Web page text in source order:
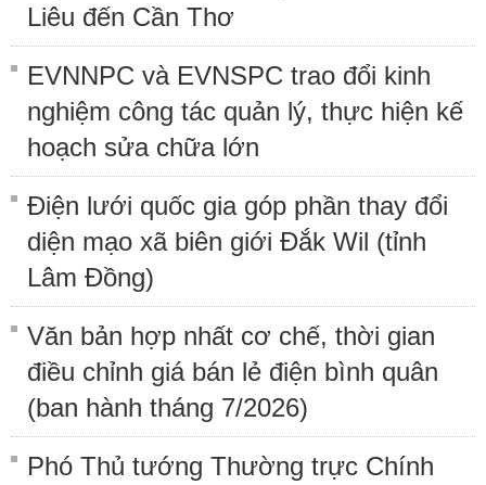
Liêu đến Cần Thơ
EVNNPC và EVNSPC trao đổi kinh
nghiệm công tác quản lý, thực hiện kế
hoạch sửa chữa lớn
Điện lưới quốc gia góp phần thay đổi
diện mạo xã biên giới Đắk Wil (tỉnh
Lâm Đồng)
Văn bản hợp nhất cơ chế, thời gian
điều chỉnh giá bán lẻ điện bình quân
(ban hành tháng 7/2026)
Phó Thủ tướng Thường trực Chính